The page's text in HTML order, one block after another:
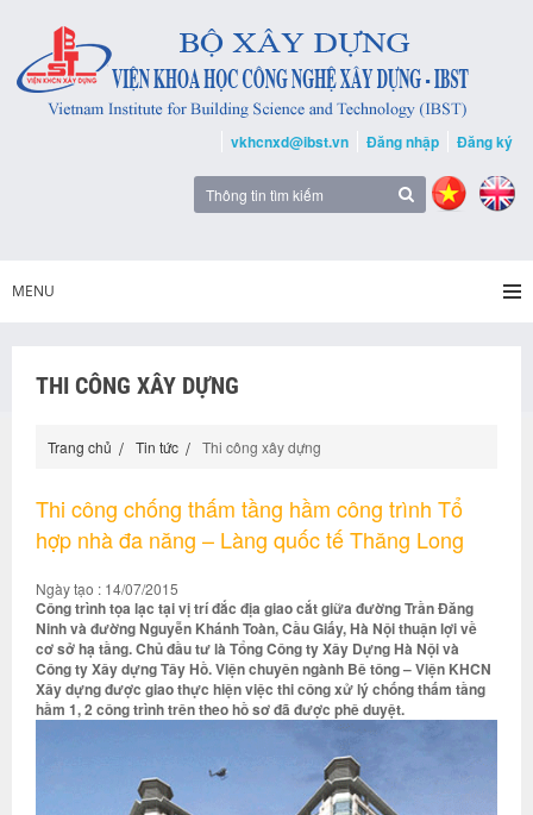
vkhcnxd@ibst.vn Đăng nhập Đăng ký
MENU
THI CÔNG XÂY DỰNG
Trang chủ Tin tức Thi công xây dựng
Thi công chống thấm tầng hầm công trình Tổ
hợp nhà đa năng – Làng quốc tế Thăng Long
Ngày tạo : 14/07/2015
Công trình tọa lạc tại vị trí đắc địa giao cắt giữa đường Trần Đăng
Ninh và đường Nguyễn Khánh Toàn, Cầu Giấy, Hà Nội thuận lợi về
cơ sở hạ tầng. Chủ đầu tư là Tổng Công ty Xây Dựng Hà Nội và
Công ty Xây dựng Tây Hồ. Viện chuyên ngành Bê tông – Viện KHCN
Xây dựng được giao thực hiện việc thi công xử lý chống thấm tầng
hầm 1, 2 công trình trên theo hồ sơ đã được phê duyệt.